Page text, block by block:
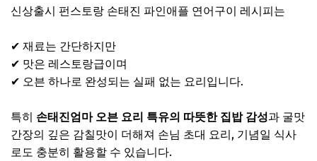
신상출시 펀스토랑 손태진 파인애플 연어구이 레시피는
✔ 재료는 간단하지만
✔ 맛은 레스토랑급이며
✔ 오븐 하나로 완성되는 실패 없는 요리입니다.
특히 손태진엄마 오븐 요리 특유의 따뜻한 집밥 감성과 굴맛
간장의 깊은 감칠맛이 더해져 손님 초대 요리, 기념일 식사
로도 충분히 활용할 수 있습니다.